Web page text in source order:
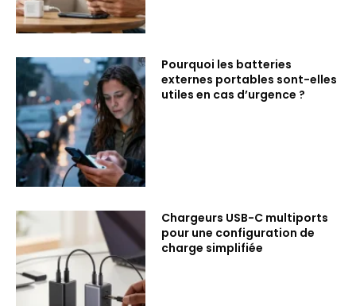
Pourquoi les batteries
externes portables sont-elles
utiles en cas d’urgence ?
Chargeurs USB-C multiports
pour une configuration de
charge simplifiée